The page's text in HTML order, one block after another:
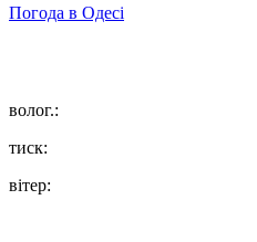
Погода в Одесі
волог.:
тиск:
вітер: